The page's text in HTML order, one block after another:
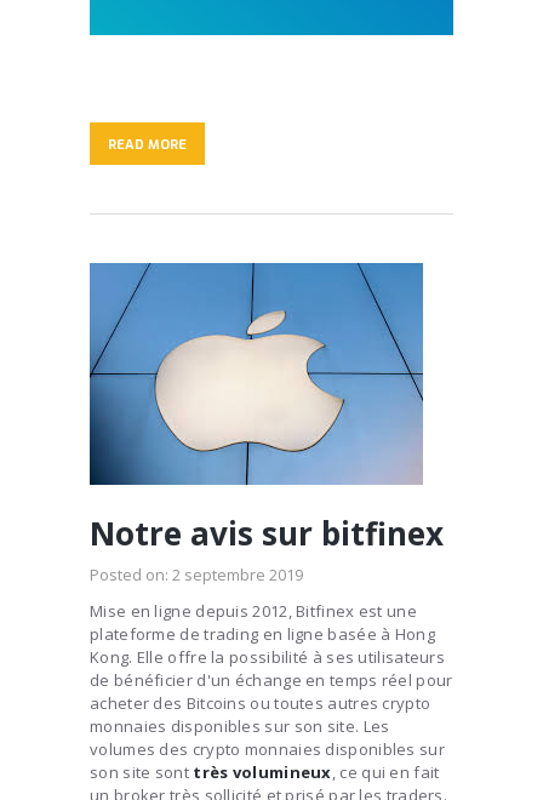
READ MORE
Notre avis sur bitfinex
Posted on: 2 septembre 2019
Mise en ligne depuis 2012, Bitfinex est une
plateforme de trading en ligne basée à Hong
Kong. Elle offre la possibilité à ses utilisateurs
de bénéficier d'un échange en temps réel pour
acheter des Bitcoins ou toutes autres crypto
monnaies disponibles sur son site. Les
volumes des crypto monnaies disponibles sur
son site sonttrès volumineux, ce qui en fait
un broker très sollicité et prisé par les traders.